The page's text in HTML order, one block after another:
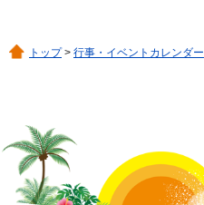
トップ> 行事・イベントカレンダー